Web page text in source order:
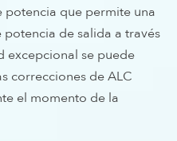
que permite una
potencia de salida a través
excepcional se puede
correcciones de ALC
el momento de la